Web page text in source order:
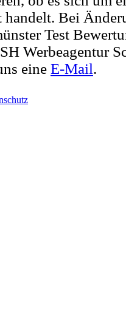
handelt. Bei
Test
Werbeagentur
eine E-Mail.